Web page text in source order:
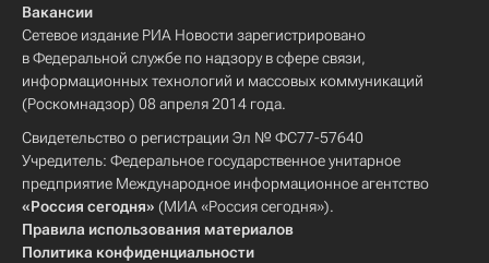
Вакансии
Сетевое издание РИА Новости зарегистрировано
в Федеральной службе по надзору в сфере связи,
информационных технологий и массовых коммуникаций
(Роскомнадзор) 08 апреля 2014 года.
Свидетельство о регистрации Эл № ФС77-57640
Учредитель: Федеральное государственное унитарное
предприятие Международное информационное агентство
«Россия сегодня» (МИА «Россия сегодня»).
Правила использования материалов
Политика конфиденциальности